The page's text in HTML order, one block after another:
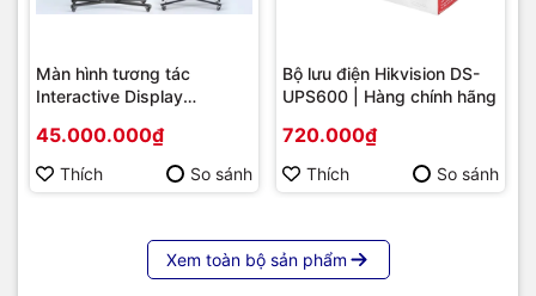
Màn hình tương tác
Interactive Display
86 | Cấu hình cao cấp |
Hàng chính hãng
45.000.000₫
Thích So sánh
Bộ lưu điện Hikvision DS-
UPS600 | Hàng chính hãng
720.000₫
Thích So sánh
Xem toàn bộ sản phẩm